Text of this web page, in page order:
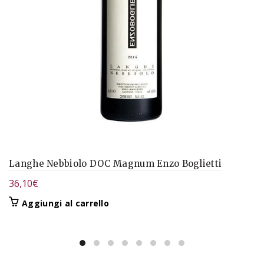
Langhe Nebbiolo DOC Magnum Enzo Boglietti
36,10€
Aggiungi al carrello